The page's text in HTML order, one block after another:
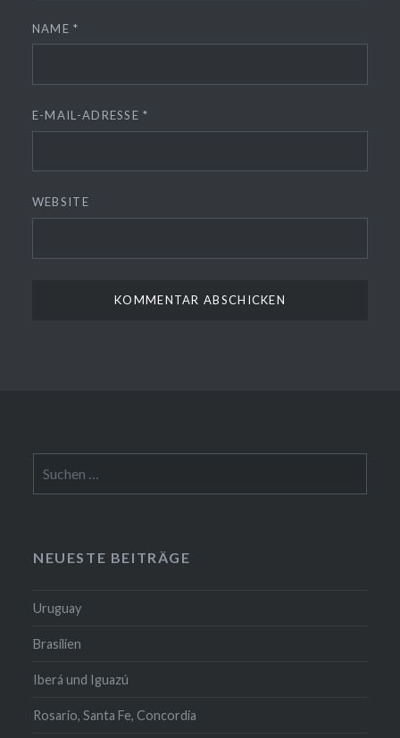
NAME*
E-MAIL-ADRESSE*
WEBSITE
nach:
NEUESTE BEITRÄGE
Uruguay
Brasilien
Iberá und Iguazú
Rosario, Santa Fe, Concordia